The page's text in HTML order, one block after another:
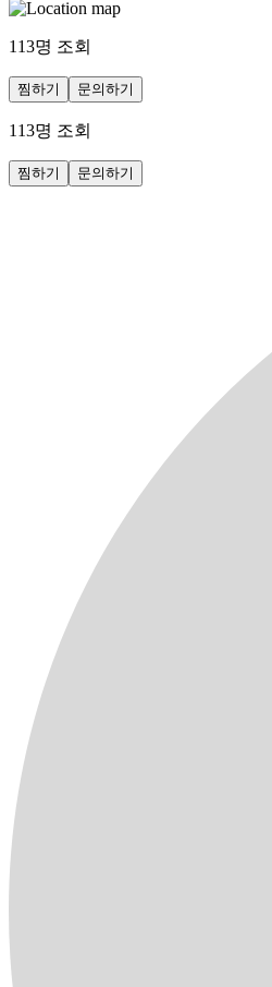
113명 조회
찜하기 문의하기
113명 조회
찜하기 문의하기